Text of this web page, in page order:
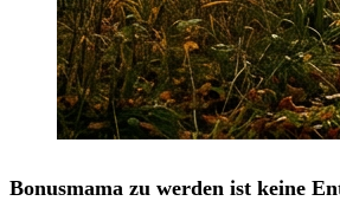
Bonusmama zu werden ist keine